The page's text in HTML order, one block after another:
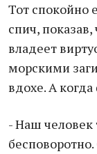
Тот спокойно
спич,
владеет
морскими
вдохе. А
- Наш